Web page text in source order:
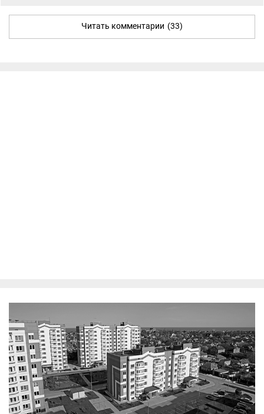
Читать комментарии (33)